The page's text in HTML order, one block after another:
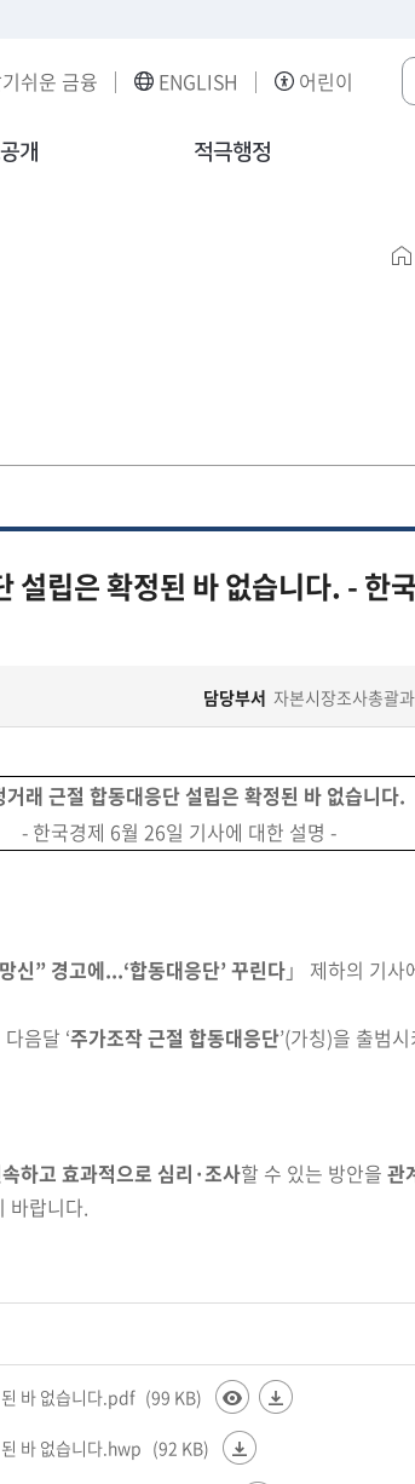
쉬운 금융 ENGLISH 어린이
개 적극행정
립은 확정된 바 없습니다. - 한
담당부서 자본시장조사총괄과
거래 근절 합동대응단 설립은 확정된 바 없습니다.
- 한국경제 6월 26일 기사에 대한 설명 -
신” 경고에...‘합동대응단’ 꾸린다」 제하의 기사
음달 ‘주가조작 근절 합동대응단’(가칭)을 출범
하고 효과적으로 심리·조사할 수 있는 방안을 관
바랍니다.
바 없습니다.pdf (99 KB)
바 없습니다.hwp (92 KB)